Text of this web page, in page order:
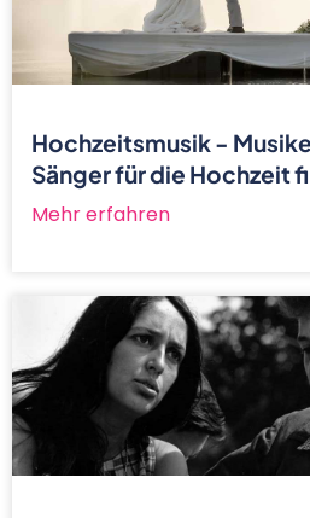
Hochzeitsmusik -
Sänger für die Hochzeit
Mehr erfahren